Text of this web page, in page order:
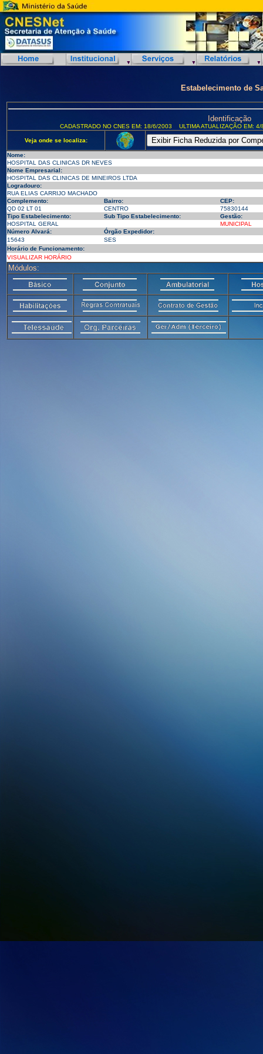
Estabelecimento de
Identificação
CADASTRADO NO CNES EM: 18/6/2003 ULTIMA ATUALIZAÇÃO EM:
Veja onde se localiza:
Nome:
HOSPITAL DAS CLINICAS DR NEVES
Nome Empresarial:
HOSPITAL DAS CLINICAS DE MINEIROS LTDA
Logradouro:
RUA ELIAS CARRIJO MACHADO
Complemento:
Bairro:
CEP:
QD 02 LT 01
CENTRO
75830144
Tipo Estabelecimento:
Sub Tipo Estabelecimento:
Gestão:
HOSPITAL GERAL
MUNICIPAL
Número Alvará:
Órgão Expedidor:
15643
SES
Horário de Funcionamento:
VISUALIZAR HORÁRIO
Módulos: